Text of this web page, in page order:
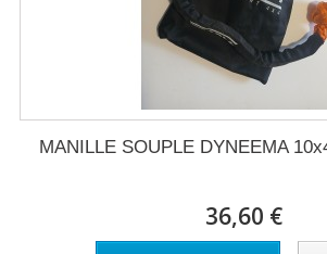
MANILLE SOUPLE DYNEEMA
36,60 €